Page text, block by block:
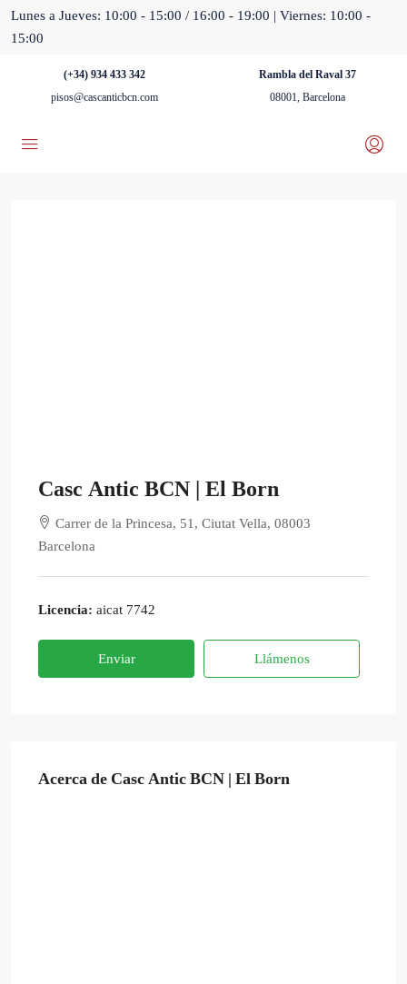
Lunes a Jueves: 10:00 - 15:00 / 16:00 - 19:00 | Viernes: 10:00 -
15:00
(+34) 934 433 342
pisos@cascanticbcn.com
Rambla del Raval 37
08001, Barcelona
Casc Antic BCN | El Born
Carrer de la Princesa, 51, Ciutat Vella, 08003
Barcelona
Licencia: aicat 7742
Enviar Llámenos
Acerca de Casc Antic BCN | El Born